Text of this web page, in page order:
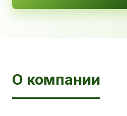
О компании